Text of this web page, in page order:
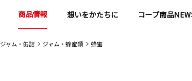
商品情報 想いをかたちに コープ商品
ジャム・缶詰 ジャム・蜂蜜類 蜂蜜